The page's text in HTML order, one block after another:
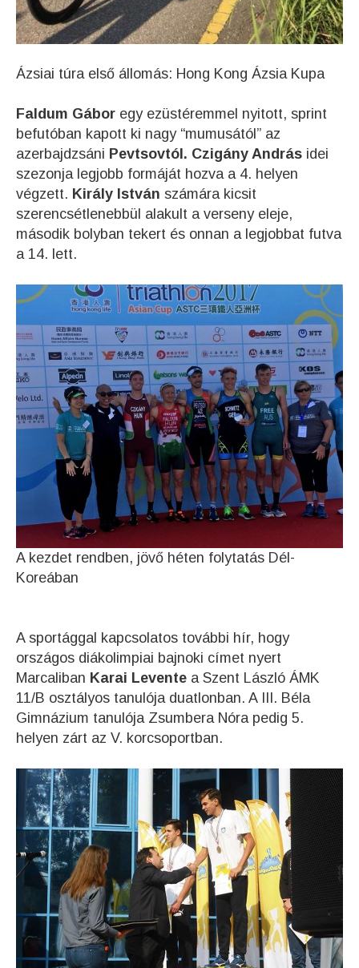
Ázsiai túra első állomás: Hong Kong Ázsia Kupa
Faldum Gábor egy ezüstéremmel nyitott, sprint
befutóban kapott ki nagy “mumusától” az
azerbajdzsáni Pevtsovtól. Czigány András idei
szezonja legjobb formáját hozva a 4. helyen
végzett. Király István számára kicsit
szerencsétlenebbül alakult a verseny eleje,
második bolyban tekert és onnan a legjobbat futva
a 14. lett.
A kezdet rendben, jövő héten folytatás Dél-
Koreában
A sportággal kapcsolatos további hír, hogy
országos diákolimpiai bajnoki címet nyert
Marcaliban Karai Levente a Szent László ÁMK
11/B osztályos tanulója duatlonban. A III. Béla
Gimnázium tanulója Zsumbera Nóra pedig 5.
helyen zárt az V. korcsoportban.